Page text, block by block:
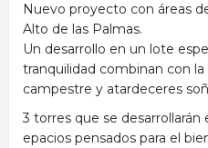
Nuevo proyecto con áreas
Alto de las Palmas.
Un desarrollo en un lote
tranquilidad combinan con
campestre y atardeceres
3 torres que se desarrollarán
epacios pensados para el